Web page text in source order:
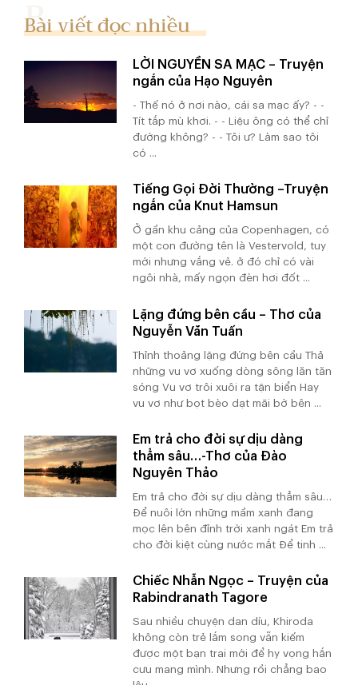
Bài viết đọc nhiều
LỜI NGUYỀN SA MẠC – Truyện
ngắn của Hạo Nguyên
- Thế nó ở nơi nào, cái sa mạc ấy? - -
Tít tắp mù khơi. - - Liệu ông có thể chỉ
đường không? - - Tôi ư? Làm sao tôi
có ...
Tiếng Gọi Đời Thường –Truyện
ngắn của Knut Hamsun
Ở gần khu cảng của Copenhagen, có
một con đường tên là Vestervold, tuy
mới nhưng vắng vẻ. ở đó chỉ có vài
ngôi nhà, mấy ngọn đèn hơi đốt ...
Lặng đứng bên cầu – Thơ của
Nguyễn Văn Tuấn
Thỉnh thoảng lặng đứng bên cầu Thả
những vu vơ xuống dòng sông lăn tăn
sóng Vu vơ trôi xuôi ra tận biển Hay
vu vơ như bọt bèo dạt mãi bờ bên ...
Em trả cho đời sự dịu dàng
thẳm sâu…-Thơ của Đào
Nguyên Thảo
Em trả cho đời sự dịu dàng thẳm sâu…
Để nuôi lớn những mầm xanh đang
mọc lên bên đỉnh trời xanh ngát Em trả
cho đời kiệt cùng nước mắt Để tinh ...
Chiếc Nhẫn Ngọc – Truyện của
Rabindranath Tagore
Sau nhiều chuyện dan díu, Khiroda
không còn trẻ lắm song vẫn kiếm
được một bạn trai mới để hy vọng hắn
cưu mang mình. Nhưng rồi chẳng bao